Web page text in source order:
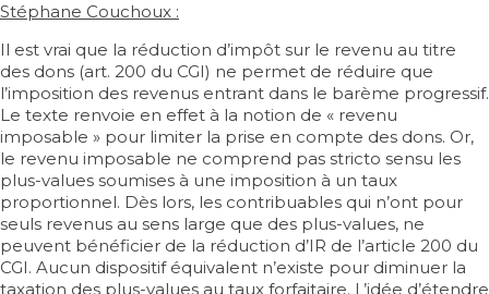
Stéphane Couchoux :
Il est vrai que la réduction d’impôt sur le revenu au titre
des dons (art. 200 du CGI) ne permet de réduire que
l’imposition des revenus entrant dans le barème progressif.
Le texte renvoie en effet à la notion de « revenu
imposable » pour limiter la prise en compte des dons. Or,
le revenu imposable ne comprend pas stricto sensu les
plus-values soumises à une imposition à un taux
proportionnel. Dès lors, les contribuables qui n’ont pour
seuls revenus au sens large que des plus-values, ne
peuvent bénéficier de la réduction d’IR de l’article 200 du
CGI. Aucun dispositif équivalent n’existe pour diminuer la
taxation des plus-values au taux forfaitaire. L’idée d’étendre